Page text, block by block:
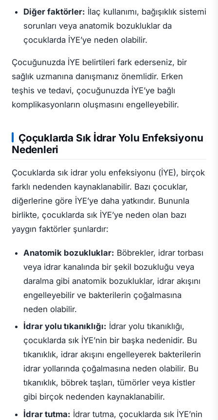
Diğer faktörler: İlaç kullanımı, bağışıklık sistemi
sorunları veya anatomik bozukluklar da
çocuklarda İYE’ye neden olabilir.
Çocuğunuzda İYE belirtileri fark ederseniz, bir
sağlık uzmanına danışmanız önemlidir. Erken
teşhis ve tedavi, çocuğunuzda İYE’ye bağlı
komplikasyonların oluşmasını engelleyebilir.
Çoçuklarda Sık İdrar Yolu Enfeksiyonu
Nedenleri
Çocuklarda sık idrar yolu enfeksiyonu (İYE), birçok
farklı nedenden kaynaklanabilir. Bazı çocuklar,
diğerlerine göre İYE’ye daha yatkındır. Bununla
birlikte, çocuklarda sık İYE’ye neden olan bazı
yaygın faktörler şunlardır:
Anatomik bozukluklar: Böbrekler, idrar torbası
veya idrar kanalında bir şekil bozukluğu veya
daralma gibi anatomik bozukluklar, idrar akışını
engelleyebilir ve bakterilerin çoğalmasına
neden olabilir.
İdrar yolu tıkanıklığı: İdrar yolu tıkanıklığı,
çocuklarda sık İYE’nin bir başka nedenidir. Bu
tıkanıklık, idrar akışını engelleyerek bakterilerin
idrar yollarında çoğalmasına neden olabilir. Bu
tıkanıklık, böbrek taşları, tümörler veya kistler
gibi birçok nedenden kaynaklanabilir.
İdrar tutma: İdrar tutma, çocuklarda sık İYE’nin